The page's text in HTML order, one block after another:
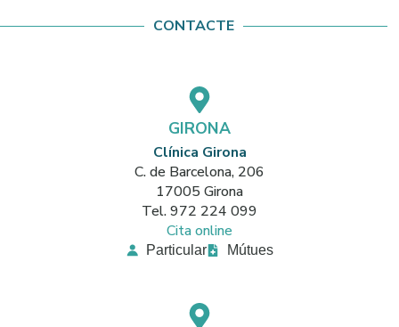
CONTACTE
GIRONA
Clínica Girona
C. de Barcelona, 206
17005 Girona
Tel. 972 224 099
Cita online
Particular Mútues